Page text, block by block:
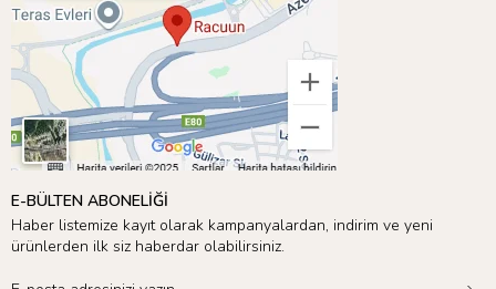
E-BÜLTEN ABONELİĞİ
Haber listemize kayıt olarak kampanyalardan, indirim ve yeni
ürünlerden ilk siz haberdar olabilirsiniz.